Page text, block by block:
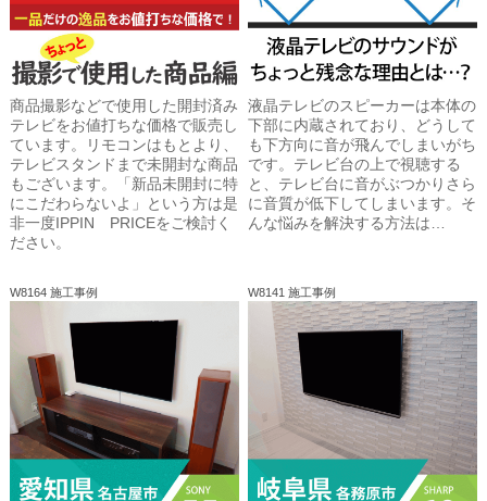
商品撮影などで使用した開封済み
テレビをお値打ちな価格で販売し
ています。リモコンはもとより、
テレビスタンドまで未開封な商品
もございます。「新品未開封に特
にこだわらないよ」という方は是
非一度IPPIN PRICEをご検討く
ださい。
液晶テレビのスピーカーは本体の
下部に内蔵されており、どうして
も下方向に音が飛んでしまいがち
です。テレビ台の上で視聴する
と、テレビ台に音がぶつかりさら
に音質が低下してしまいます。そ
んな悩みを解決する方法は…
W8164 施工事例 W8141 施工事例